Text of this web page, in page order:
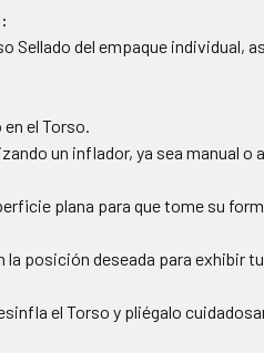
Sellado del empaque individual,
el Torso.
un inflador, ya sea manual
plana para que tome su
la posición deseada para
el Torso y pliégalo